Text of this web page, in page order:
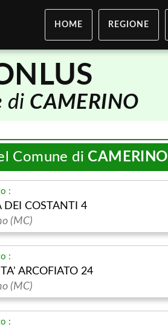
HOME REGIONE
di CAMERINO
Comune di CAMERINO
:
DEI COSTANTI 4
(MC)
:
ARCOFIATO 24
(MC)
: